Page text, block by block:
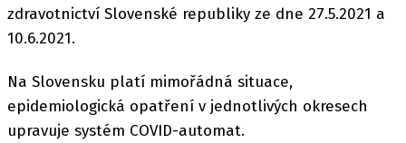
zdravotnictví Slovenské republiky ze dne 27.5.2021 a
10.6.2021.
Na Slovensku platí mimořádná situace,
epidemiologická opatření v jednotlivých okresech
upravuje systém COVID-automat.